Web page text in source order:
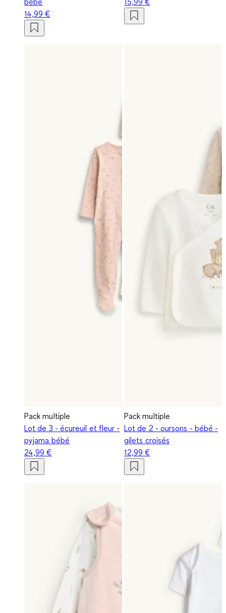
14,99 €
Pack multiple
Lot de 3 - écureuil et fleur -
pyjama bébé
24,99 €
Pack multiple
Lot de 2 - oursons - bébé -
gilets croisés
12,99 €